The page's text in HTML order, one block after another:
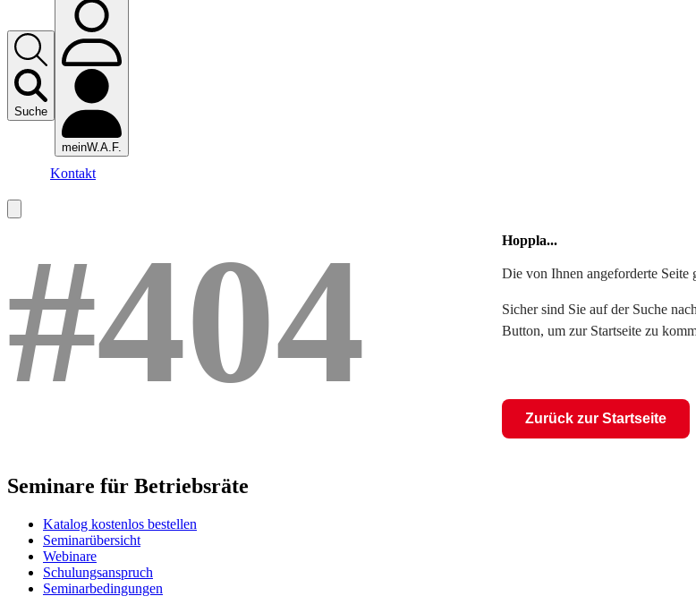
Suche
meinW.A.F.
Kontakt
#404 Hoppla...
Die von Ihnen angeforderte Seite
Sicher sind Sie auf der Suche
Button, um zur Startseite zu
Zurück zur Startseite
Seminare für Betriebsräte
Katalog kostenlos bestellen
Seminarübersicht
Webinare
Schulungsanspruch
Seminarbedingungen